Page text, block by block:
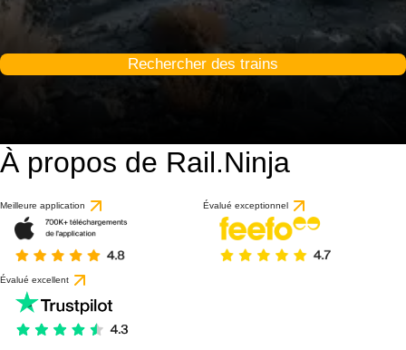
Rechercher des trains
À propos de Rail.Ninja
Meilleure application Évalué exceptionnel
Évalué excellent